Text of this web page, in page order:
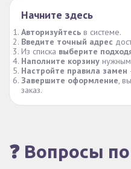
Начните здесь
Авторизуйтесь в системе.
Введите точный адрес
Из списка выберите
Наполните корзину
Настройте правила замен
Завершите оформление,
заказ.
❓ Вопросы